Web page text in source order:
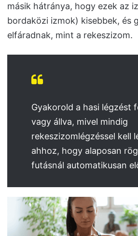
másik hátránya, hogy ezek az
bordaközi izmok) kisebbek, és
elfáradnak, mint a rekeszizom.
Gyakorold a hasi légzést
vagy állva, mivel mindig
rekeszizomlégzéssel kell
ahhoz, hogy alaposan
futásnál automatikusan